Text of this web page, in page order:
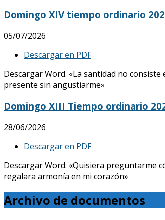
Domingo XIV tiempo ordinario
05/07/2026
Descargar en PDF
Descargar Word. «La santidad no
presente sin angustiarme»
Domingo XIII Tiempo ordinario
28/06/2026
Descargar en PDF
Descargar Word. «Quisiera preguntarme
regalara armonía en mi corazón»
Archivo de documentos